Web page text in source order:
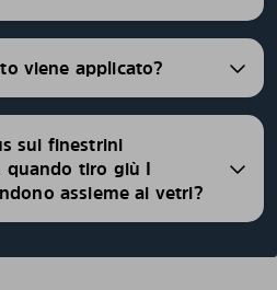
viene applicato?
sui finestrini
quando tiro giù I
assieme ai vetri?